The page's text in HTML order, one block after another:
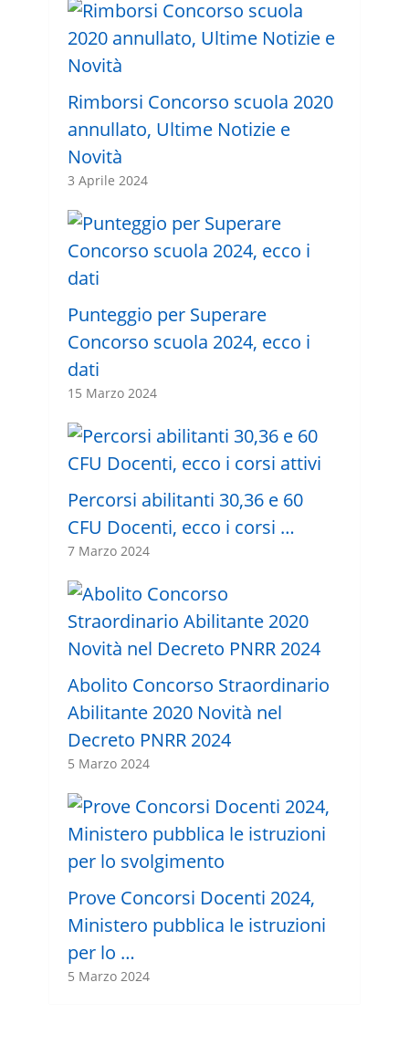
Rimborsi Concorso scuola 2020
annullato, Ultime Notizie e
Novità
3 Aprile 2024
Punteggio per Superare
Concorso scuola 2024, ecco i
dati
15 Marzo 2024
Percorsi abilitanti 30,36 e 60
CFU Docenti, ecco i corsi …
7 Marzo 2024
Abolito Concorso Straordinario
Abilitante 2020 Novità nel
Decreto PNRR 2024
5 Marzo 2024
Prove Concorsi Docenti 2024,
Ministero pubblica le istruzioni
per lo …
5 Marzo 2024